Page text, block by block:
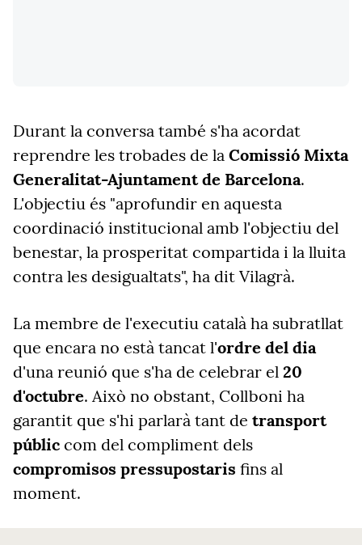
Durant la conversa també s'ha acordat
reprendre les trobades de la Comissió Mixta
Generalitat-Ajuntament de Barcelona.
L'objectiu és "aprofundir en aquesta
coordinació institucional amb l'objectiu del
benestar, la prosperitat compartida i la lluita
contra les desigualtats", ha dit Vilagrà.
La membre de l'executiu català ha subratllat
que encara no està tancat l'ordre del dia
d'una reunió que s'ha de celebrar el 20
d'octubre. Això no obstant, Collboni ha
garantit que s'hi parlarà tant de transport
públic com del compliment dels
compromisos pressupostaris fins al
moment.